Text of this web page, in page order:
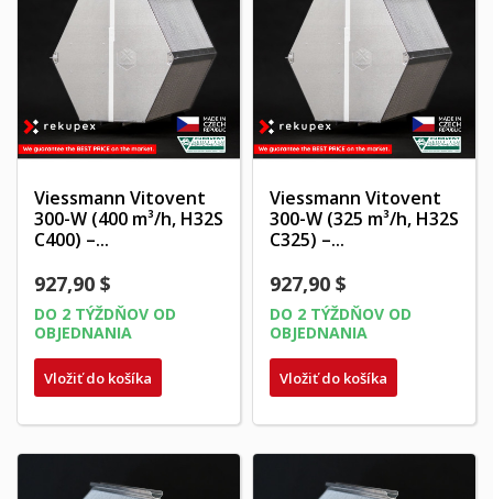
Viessmann Vitovent
300-W (400 m³/h, H32S
C400) –...
927,90 $
DO 2 TÝŽDŇOV OD
OBJEDNANIA
Vložiť do košíka
Viessmann Vitovent
300-W (325 m³/h, H32S
C325) –...
927,90 $
DO 2 TÝŽDŇOV OD
OBJEDNANIA
Vložiť do košíka